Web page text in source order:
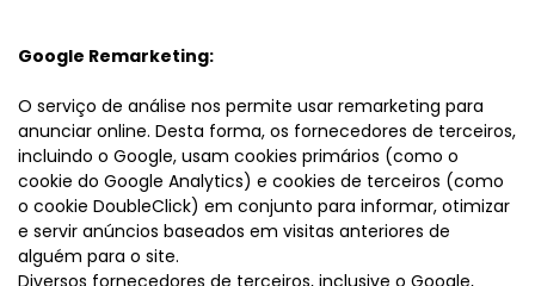
Google Remarketing:
O serviço de análise nos permite usar remarketing para
anunciar online. Desta forma, os fornecedores de terceiros,
incluindo o Google, usam cookies primários (como o
cookie do Google Analytics) e cookies de terceiros (como
o cookie DoubleClick) em conjunto para informar, otimizar
e servir anúncios baseados em visitas anteriores de
alguém para o site.
Diversos fornecedores de terceiros, inclusive o Google,